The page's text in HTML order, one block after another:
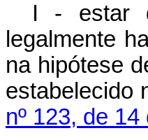
I - estar
legalmente
na hipótese
estabelecido
nº 123, de